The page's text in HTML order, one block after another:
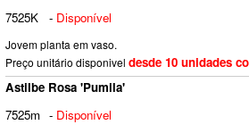
7525K
- Disponível
Jovem planta em vaso.
Preço unitário disponivel desde 10 unidades
Astilbe Rosa 'Pumila'
7525m - Disponível